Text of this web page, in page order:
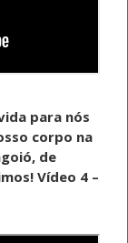
para nós
corpo na
de
Vídeo 4 –